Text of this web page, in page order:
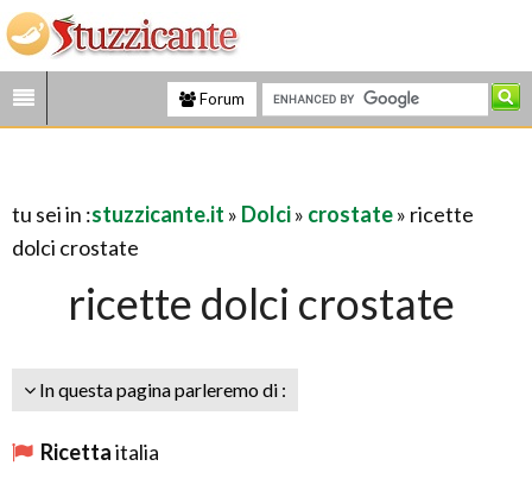
Forum
tu sei in :stuzzicante.it » Dolci» crostate» ricette
dolci crostate
ricette dolci crostate
In questa pagina parleremo di :
Ricettaitalia